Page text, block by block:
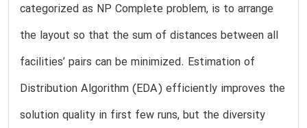
categorized as NP Complete problem, is to arrange
the layout so that the sum of distances between all
facilities’ pairs can be minimized. Estimation of
Distribution Algorithm (EDA) efficiently improves the
solution quality in first few runs, but the diversity